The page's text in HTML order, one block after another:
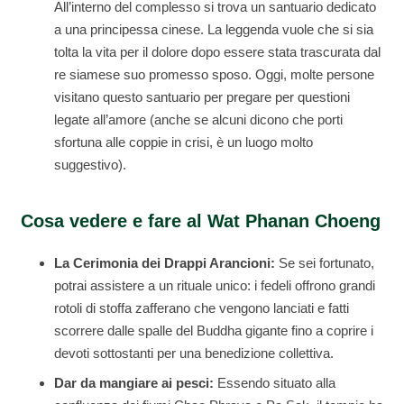
All’interno del complesso si trova un santuario dedicato
a una principessa cinese. La leggenda vuole che si sia
tolta la vita per il dolore dopo essere stata trascurata dal
re siamese suo promesso sposo. Oggi, molte persone
visitano questo santuario per pregare per questioni
legate all’amore (anche se alcuni dicono che porti
sfortuna alle coppie in crisi, è un luogo molto
suggestivo).
Cosa vedere e fare al Wat Phanan Choeng
La Cerimonia dei Drappi Arancioni: Se sei fortunato,
potrai assistere a un rituale unico: i fedeli offrono grandi
rotoli di stoffa zafferano che vengono lanciati e fatti
scorrere dalle spalle del Buddha gigante fino a coprire i
devoti sottostanti per una benedizione collettiva.
Dar da mangiare ai pesci: Essendo situato alla